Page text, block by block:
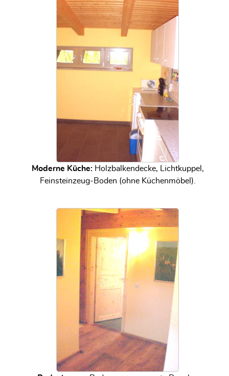
Moderne Küche: Holzbalkendecke, Lichtkuppel,
Feinsteinzeug-Boden (ohne Küchenmöbel).